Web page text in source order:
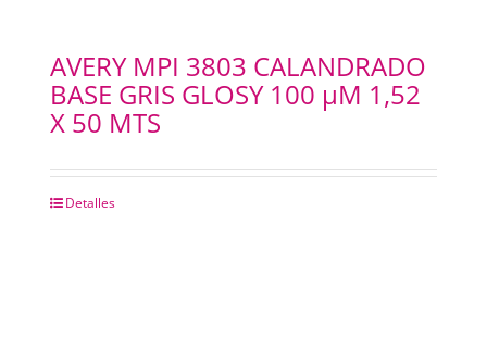
AVERY MPI 3803 CALANDRADO
BASE GRIS GLOSY 100 µM 1,52
X 50 MTS
Detalles